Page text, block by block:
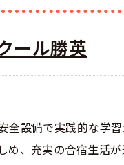
宿免許Q＆A
ール勝英
設備で実践的な学
、充実の合宿生活が